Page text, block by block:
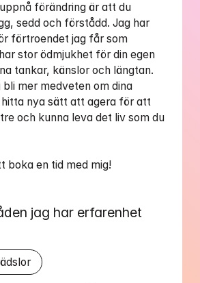
förändring är att du
sedd och förstådd. Jag har
förtroendet jag får som
stor ödmjukhet för din egen
tankar, känslor och längtan.
bli mer medveten om dina
nya sätt att agera för att
och kunna leva det liv som du
boka en tid med mig!
jag har erfarenhet